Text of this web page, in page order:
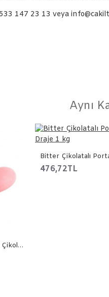
147 23 13 veya
Aynı
Pembe Badem Şekeri Çikolata 500 gr
476,72TL